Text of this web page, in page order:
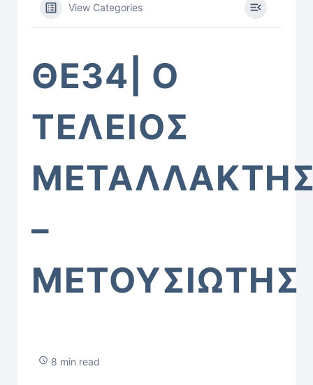
View Categories
ΘΕ34| Ο
ΤΕΛΕΙΟΣ
–
ΜΕΤΟΥΣΙΩΤΗΣ
8 min read